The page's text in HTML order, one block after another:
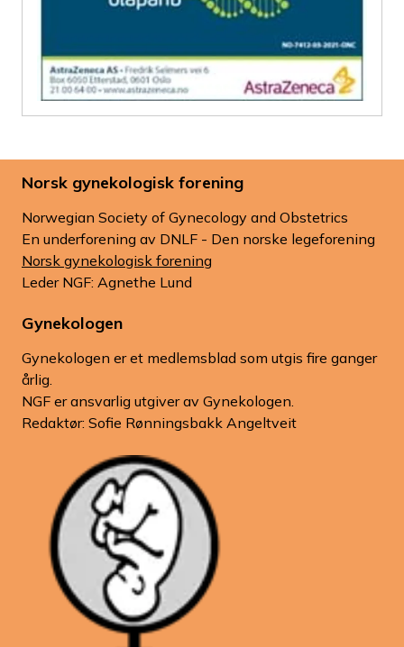
Norsk gynekologisk forening
Norwegian Society of Gynecology and Obstetrics
En underforening av DNLF - Den norske legeforening
Norsk gynekologisk forening
Leder NGF: Agnethe Lund
Gynekologen
Gynekologen er et medlemsblad som utgis fire ganger
årlig.
NGF er ansvarlig utgiver av Gynekologen.
Redaktør: Sofie Rønningsbakk Angeltveit